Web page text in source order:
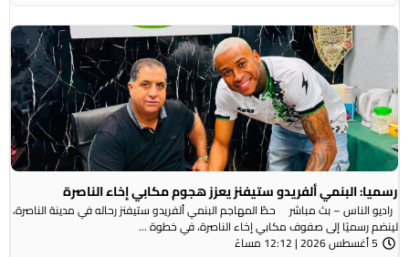
رسميا: البنمي ألفريدو ستيفنز يعزز هجوم مكابي إخاء الناصرة
راديو الناس – بث مباشر حطّ المهاجم البنمي ألفريدو ستيفنز رحاله في مدينة الناصرة،
لينضم رسميًا إلى صفوف مكابي إخاء الناصرة، في خطوة ...
5 أغسطس 2026 | 12:12 مساءً